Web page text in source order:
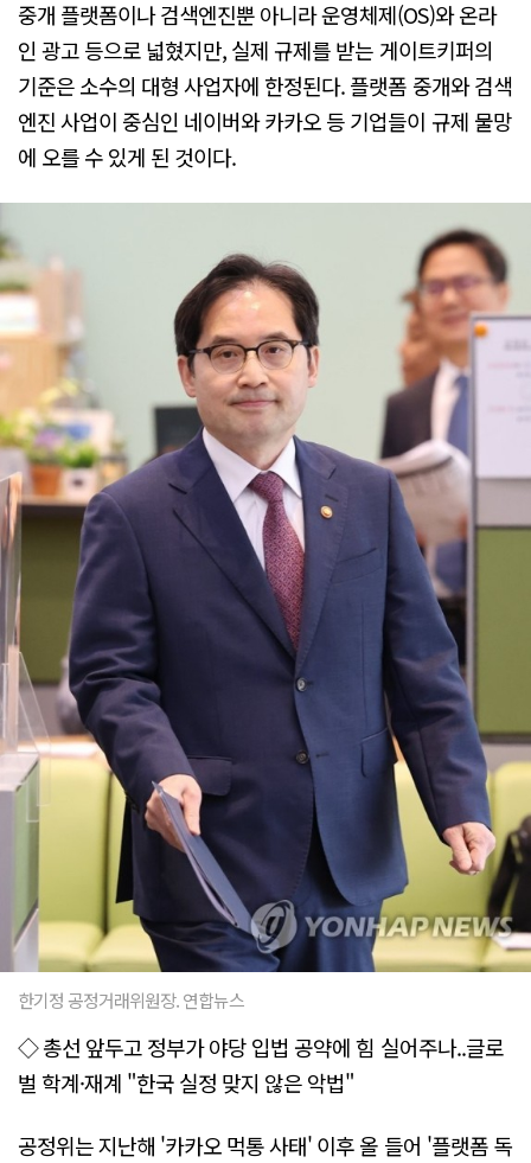
중개 플랫폼이나 검색엔진뿐 아니라 운영체제(OS)와 온라
인 광고 등으로 넓혔지만, 실제 규제를 받는 게이트키퍼의
기준은 소수의 대형 사업자에 한정된다. 플랫폼 중개와 검색
엔진 사업이 중심인 네이버와 카카오 등 기업들이 규제 물망
에 오를 수 있게 된 것이다.
한기정 공정거래위원장. 연합뉴스
◇ 총선 앞두고 정부가 야당 입법 공약에 힘 실어주나..글로
벌 학계·재계 "한국 실정 맞지 않은 악법"
공정위는 지난해 '카카오 먹통 사태' 이후 올 들어 '플랫폼 독